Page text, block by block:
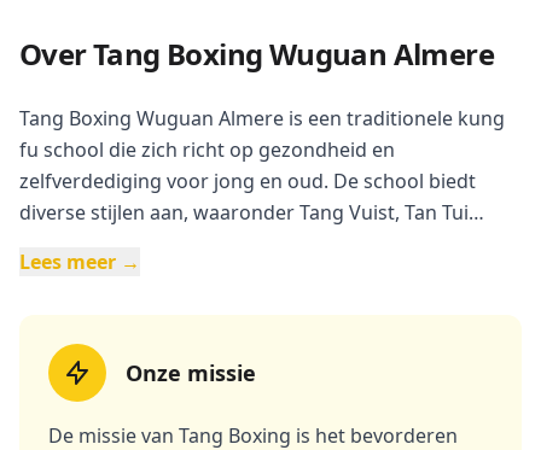
Over Tang Boxing Wuguan Almere
Tang Boxing Wuguan Almere is een traditionele kung
fu school die zich richt op gezondheid en
zelfverdediging voor jong en oud. De school biedt
diverse stijlen aan, waaronder Tang Vuist, Tan Tui
verbeteren van kracht, lenigheid en coördinatie door
bieden de mogelijkheid voor proeflessen aan en
hechten waarde aan discipline, respect en
zelfvertrouwen.
Lees meer →
Onze missie
De missie van Tang Boxing is het bevorderen